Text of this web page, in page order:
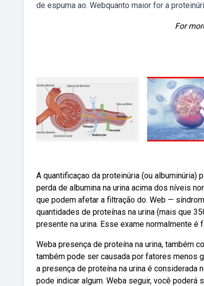
de espuma ao. Webquanto maior for a
For
A quantificaçao da proteinúria (ou albuminúria)
perda de albumina na urina acima dos níveis
que podem afetar a filtração do. Web —
quantidades de proteínas na urina (mais que
presente na urina. Esse exame normalmente
Weba presença de proteína na urina, também
também pode ser causada por fatores menos
a presença de proteína na urina é considerada
pode indicar algum. Weba seguir, você poderá